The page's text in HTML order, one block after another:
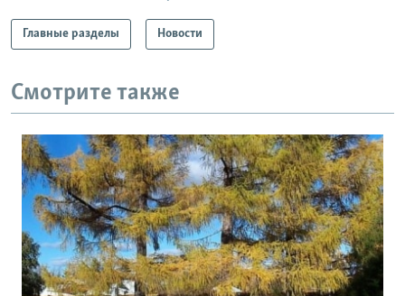
Главные разделы Новости
Смотрите также